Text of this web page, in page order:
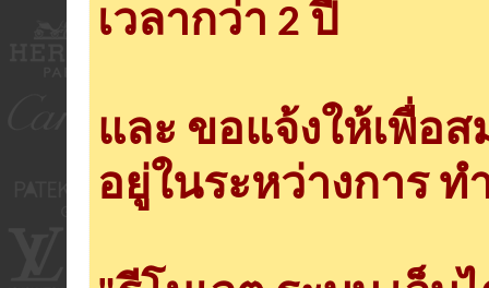
เวลากว่า 2 ปี
และ ขอแจ้งให้เพื่อ
อยู่ในระหว่างการ ท